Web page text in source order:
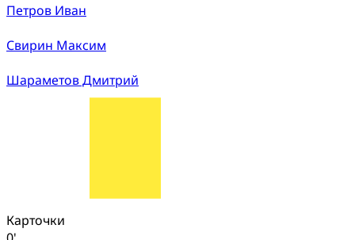
Петров Иван
Свирин Максим
Шараметов Дмитрий
Карточки